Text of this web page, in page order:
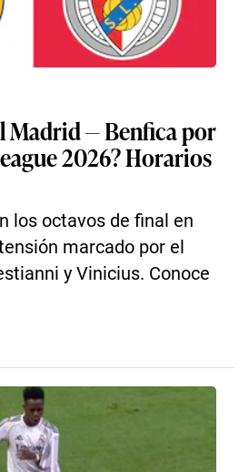
Madrid — Benfica por
2026? Horarios
los octavos de final en
marcado por el
y Vinicius. Conoce